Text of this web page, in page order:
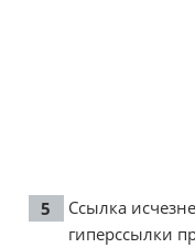
Ссылка
гиперссылки